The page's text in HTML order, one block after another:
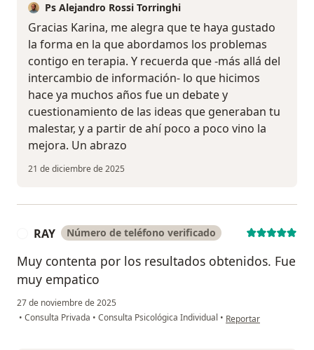
Ps Alejandro Rossi Torringhi
Gracias Karina, me alegra que te haya gustado
la forma en la que abordamos los problemas
contigo en terapia. Y recuerda que -más allá del
intercambio de información- lo que hicimos
hace ya muchos años fue un debate y
cuestionamiento de las ideas que generaban tu
malestar, y a partir de ahí poco a poco vino la
mejora. Un abrazo
21 de diciembre de 2025
RAY Número de teléfono verificado
Muy contenta por los resultados obtenidos. Fue
muy empatico
27 de noviembre de 2025
• Consulta Privada • Consulta Psicológica Individual • en opinión del usuario
Reportar